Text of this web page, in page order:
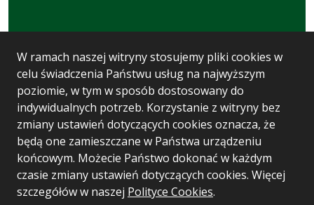
W ramach naszej witryny stosujemy pliki cookies w
celu świadczenia Państwu usług na najwyższym
poziomie, w tym w sposób dostosowany do
indywidualnych potrzeb. Korzystanie z witryny bez
zmiany ustawień dotyczących cookies oznacza, że
będą one zamieszczane w Państwa urządzeniu
końcowym. Możecie Państwo dokonać w każdym
czasie zmiany ustawień dotyczących cookies. Więcej
szczegółów w naszej Polityce Cookies.
Statystyki oglądalności
Ostatnio dodane
Polityka prywatności
Wersja systemu: 5.7.0 [93]